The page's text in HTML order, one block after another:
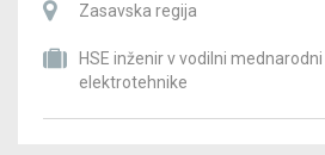
Zasavska regija
HSE inženir v vodilni
elektrotehnike